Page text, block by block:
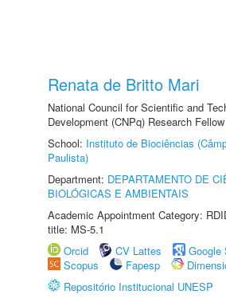
Renata de Britto Mari
National Council for Scientific and
Development (CNPq) Research
School: Instituto de Biociências
Paulista)
Department: DEPARTAMENTO DE
BIOLÓGICAS E AMBIENTAIS
Academic Appointment Category:
title: MS-5.1
Orcid
CV Lattes
Google
Scopus
Fapesp
Repositório Institucional UNESP